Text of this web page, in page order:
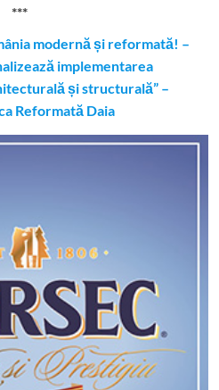
***
modernă și reformată! –
implementarea
și structurală” –
Reformată Daia